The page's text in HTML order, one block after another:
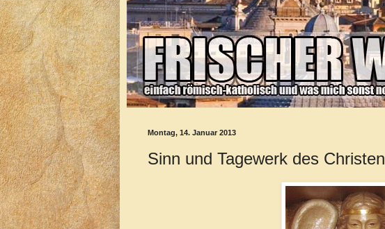
Montag, 14. Januar 2013
Sinn und Tagewerk des Christen